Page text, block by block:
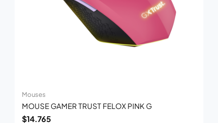
Mouses
MOUSE GAMER TRUST FELOX PINK G
$14.765